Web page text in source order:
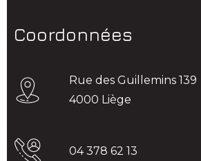
Coordonnées
Rue des Guillemins 139
4000 Liège
04 378 62 13